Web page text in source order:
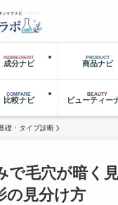
INGREDIENT
成分ナビ
PRODUCT
商品ナビ
COMPARE
比較ナビ
BEAUTY
ビューティー
礎・タイプ診断
で毛穴が暗く
の見分け方